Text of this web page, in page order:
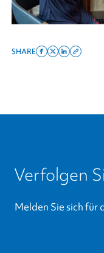
SHARE
ShareShareShareCopy
Verfolgen
Melden Sie sich für